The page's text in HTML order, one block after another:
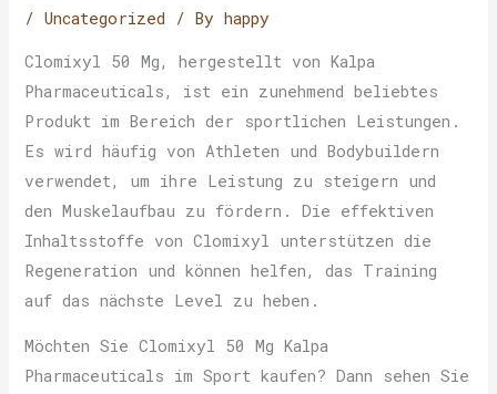
/Uncategorized / Byhappy
Clomixyl 50 Mg, hergestellt von Kalpa
Pharmaceuticals, ist ein zunehmend beliebtes
Produkt im Bereich der sportlichen Leistungen.
Es wird häufig von Athleten und Bodybuildern
verwendet, um ihre Leistung zu steigern und
den Muskelaufbau zu fördern. Die effektiven
Inhaltsstoffe von Clomixyl unterstützen die
Regeneration und können helfen, das Training
auf das nächste Level zu heben.
Möchten Sie Clomixyl 50 Mg Kalpa
Pharmaceuticals im Sport kaufen? Dann sehen Sie